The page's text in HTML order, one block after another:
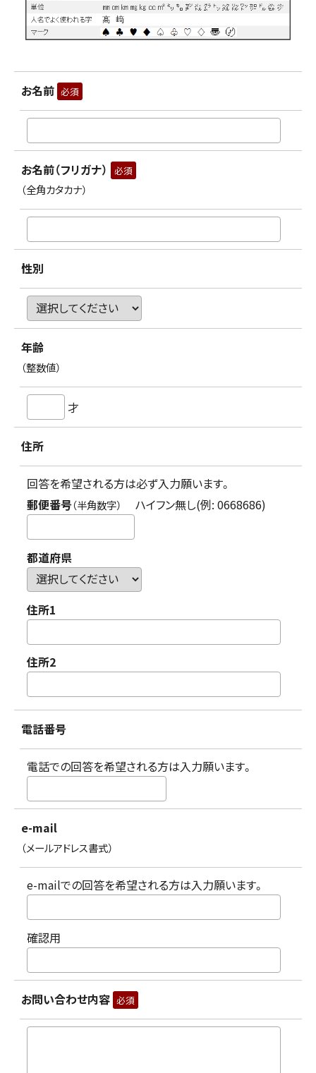
お名前 必須
お名前（フリガナ） 必須
（全角カタカナ）
性別
年齢
（整数値）
才
住所
回答を希望される方は必ず入力願います。
郵便番号（半角数字） ハイフン無し(例: 0668686)
都道府県
住所1
住所2
電話番号
電話での回答を希望される方は入力願います。
e-mail
（メールアドレス書式）
e-mailでの回答を希望される方は入力願います。
確認用
お問い合わせ内容 必須